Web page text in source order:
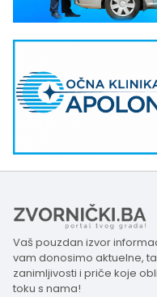
Vaš pouzdan izvor
vam donosimo aktuelne,
zanimljivosti i priče koje
toku s nama!